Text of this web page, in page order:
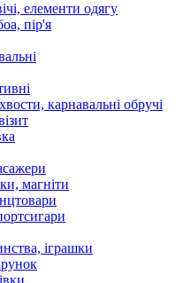
елементи одягу
пір'я
карнавальні обручі
магніти
іграшки